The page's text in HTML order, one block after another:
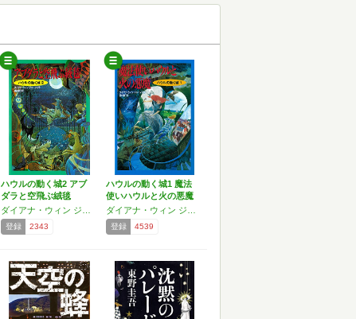
ハウルの動く城2 アブ
ダラと空飛ぶ絨毯
ダイアナ・ウィン ジョーンズ
登録 2343
ハウルの動く城1 魔法
使いハウルと火の悪魔
ダイアナ・ウィン ジョーンズ
登録 4539